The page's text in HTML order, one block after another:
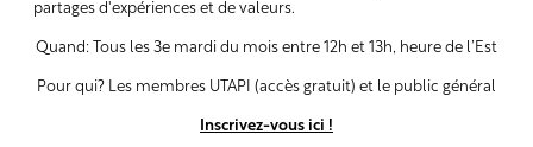
partages d'expériences et de valeurs.
Quand: Tous les 3e mardi du mois entre 12h et 13h, heure de l’Est
Pour qui? Les membres UTAPI (accès gratuit) et le public général
Inscrivez-vous ici !